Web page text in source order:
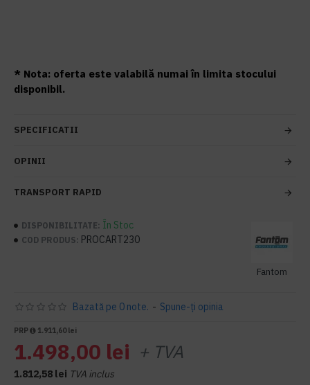
* Nota: oferta este valabilă numai în limita stocului
disponibil.
SPECIFICATII
OPINII
TRANSPORT RAPID
DISPONIBILITATE: În Stoc
COD PRODUS: PROCART230
Fantom
Bazată pe 0 note. - Spune-ţi opinia
PRP 1.911,60 lei
1.498,00 lei + TVA
1.812,58 lei TVA inclus